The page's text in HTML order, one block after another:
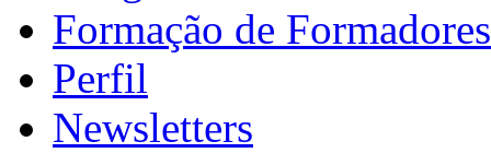
Formação de Formadores
Perfil
Newsletters